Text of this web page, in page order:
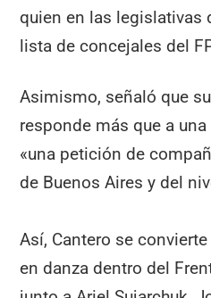
quien en las legislativas
lista de concejales del
Asimismo, señaló que
responde más que a
«una petición de
de Buenos Aires y del
Así, Cantero se
en danza dentro del